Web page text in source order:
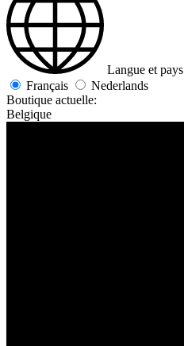
Langue et pays
Français
Nederlands
Boutique actuelle:
Belgique